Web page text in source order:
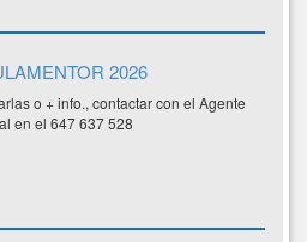
2026
o + info., contactar con el Agente
en el 647 637 528